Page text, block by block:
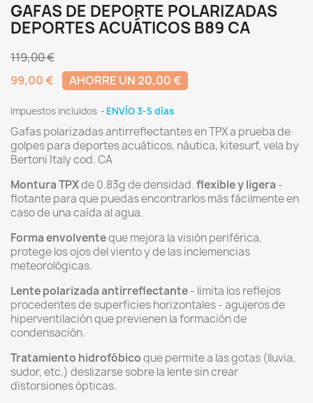
GAFAS DE DEPORTE POLARIZADAS
DEPORTES ACUÁTICOS B89 CA
119,00 €
99,00 €
AHORRE UN 20,00 €
Impuestos incluidos ENVÍO 3-5 días
Gafas polarizadas antirreflectantes en TPX a prueba de
golpes para deportes acuáticos, náutica, kitesurf, vela by
Bertoni Italy cod. CA
Montura TPXde 0.83g de densidad.flexible y ligera -
flotante para que puedas encontrarlos más fácilmente en
caso de una caída al agua.
Forma envolventeque mejora la visión periférica,
protege los ojos del viento y de las inclemencias
meteorológicas.
Lente polarizada antirreflectante- limita los reflejos
procedentes de superficies horizontales - agujeros de
hiperventilación que previenen la formación de
condensación.
Tratamiento hidrofóbicoque permite a las gotas (lluvia,
sudor, etc.) deslizarse sobre la lente sin crear
distorsiones ópticas.